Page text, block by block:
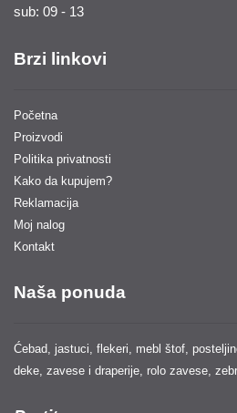
sub: 09 - 13
Brzi linkovi
Početna
Proizvodi
Politika privatnosti
Kako da kupujem?
Reklamacija
Moj nalog
Kontakt
Naša ponuda
Ćebad, jastuci, flekeri, mebl štof,
deke, zavese i draperije, rolo zavese,